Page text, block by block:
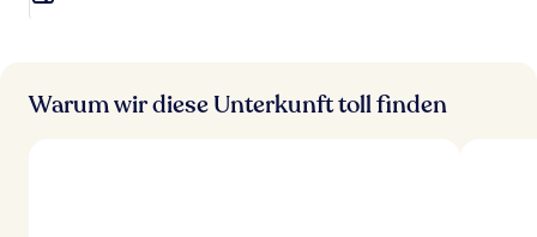
Warum wir diese Unterkunft toll finden